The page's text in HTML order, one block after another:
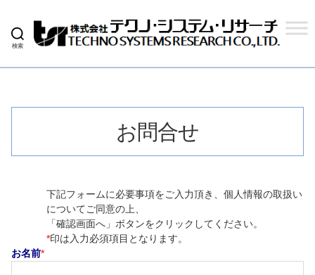
検索
式
テ
ノ
シ
ス
リ
ー
チ
お問合せ
下記フォームに必要事項をご入力頂き、個人情報の取扱い
についてご同意の上、
「確認画面へ」ボタンをクリックしてください。
*印は入力必須項目となります。
お名前*